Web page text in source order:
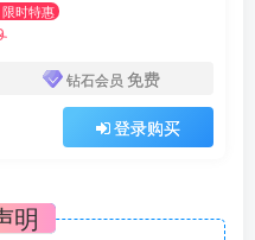
限时特惠
钻石会员 免费
登录购买
明